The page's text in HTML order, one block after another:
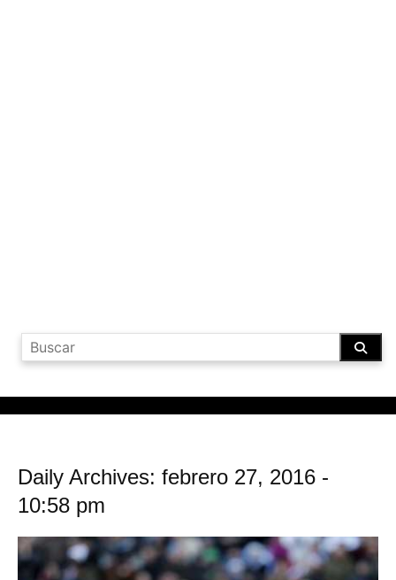
Daily Archives: febrero 27, 2016 -
10:58 pm